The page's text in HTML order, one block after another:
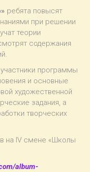
ребята повысят
при решении
теории
содержания
участники программы
и основные
художественной
задания, а
творческих
на IV смене «Школы
album-